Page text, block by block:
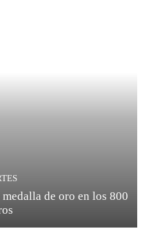
de oro en los 800